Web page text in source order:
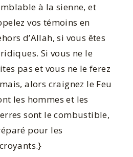
à la sienne, et
vos témoins en
d’Allah, si vous êtes
Si vous ne le
pas et vous ne le ferez
alors craignez le Feu
les hommes et les
sont le combustible,
pour les